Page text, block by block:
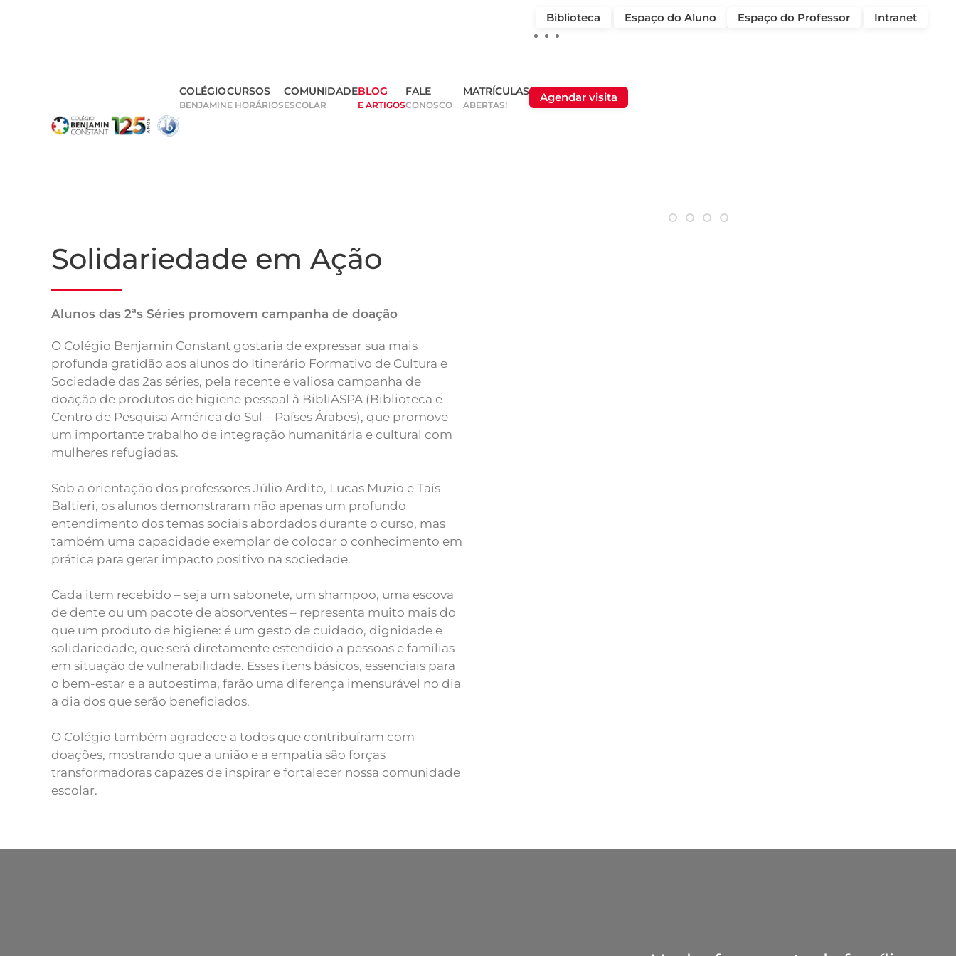
Biblioteca Espaço do Aluno Espaço do Professor Intranet
COLÉGIO
BENJAMIN
CURSOS
E HORÁRIOS
COMUNIDADE
ESCOLAR
BLOG
E ARTIGOS
FALE
CONOSCO
MATRÍCULAS
ABERTAS!
Agendar visita
Solidariedade em Ação
Alunos das 2ªs Séries promovem campanha de doação
O Colégio Benjamin Constant gostaria de expressar sua mais
profunda gratidão aos alunos do Itinerário Formativo de Cultura e
Sociedade das 2as séries, pela recente e valiosa campanha de
doação de produtos de higiene pessoal à BibliASPA (Biblioteca e
Centro de Pesquisa América do Sul – Países Árabes), que promove
um importante trabalho de integração humanitária e cultural com
mulheres refugiadas.
Sob a orientação dos professores Júlio Ardito, Lucas Muzio e Taís
Baltieri, os alunos demonstraram não apenas um profundo
entendimento dos temas sociais abordados durante o curso, mas
também uma capacidade exemplar de colocar o conhecimento em
prática para gerar impacto positivo na sociedade.
Cada item recebido – seja um sabonete, um shampoo, uma escova
de dente ou um pacote de absorventes – representa muito mais do
que um produto de higiene: é um gesto de cuidado, dignidade e
solidariedade, que será diretamente estendido a pessoas e famílias
em situação de vulnerabilidade. Esses itens básicos, essenciais para
o bem-estar e a autoestima, farão uma diferença imensurável no dia
a dia dos que serão beneficiados.
O Colégio também agradece a todos que contribuíram com
doações, mostrando que a união e a empatia são forças
transformadoras capazes de inspirar e fortalecer nossa comunidade
escolar.